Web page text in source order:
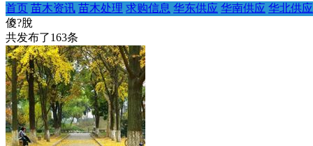
首页 苗木资讯 苗木处理 求购信息 华东供应 华南供应 华北供应
傻?脫
共发布了163条